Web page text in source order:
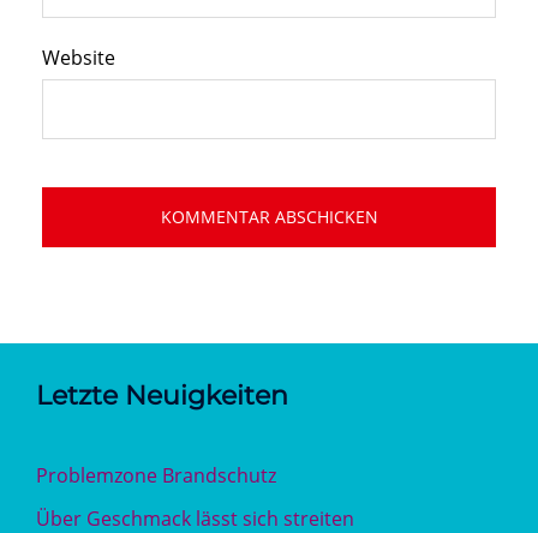
Website
Letzte Neuigkeiten
Problemzone Brandschutz
Über Geschmack lässt sich streiten